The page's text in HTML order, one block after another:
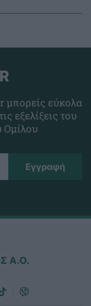
μπορείς εύκολα
εξελίξεις του
Ομίλου
Α.Ο.